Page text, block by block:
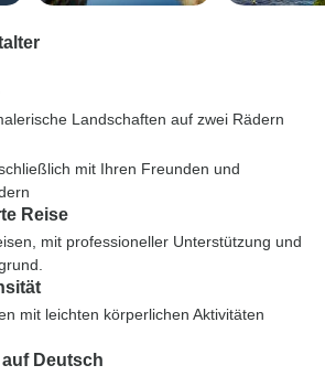
Landschaften auf zwei Rädern
mit Ihren Freunden und
Reise
mit professioneller Unterstützung und
mit leichten körperlichen Aktivitäten
Deutsch